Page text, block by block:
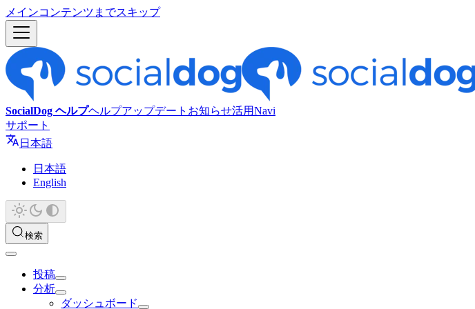
メインコンテンツまでスキップ
SocialDog ヘルプヘルプアップデート お知らせ活用Navi
サポート
日本語
日本語
English
検索
投稿
分析
ダッシュボード